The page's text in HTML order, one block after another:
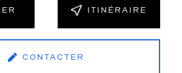
ITINÉRAIRE
CONTACTER